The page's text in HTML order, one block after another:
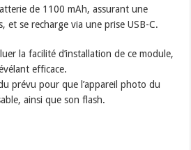
de 1100 mAh, assurant une
et se recharge via une prise USB-C.
la facilité d’installation de ce module,
efficace.
prévu pour que l’appareil photo du
ainsi que son flash.